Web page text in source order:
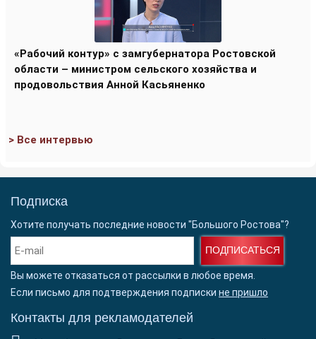
«Рабочий контур» с замгубернатора Ростовской
области – министром сельского хозяйства и
продовольствия Анной Касьяненко
> Все интервью
Подписка
Хотите получать последние новости "Большого Ростова"?
ПОДПИСАТЬСЯ
Вы можете отказаться от рассылки в любое время.
Если письмо для подтверждения подписки не пришло
Контакты для рекламодателей